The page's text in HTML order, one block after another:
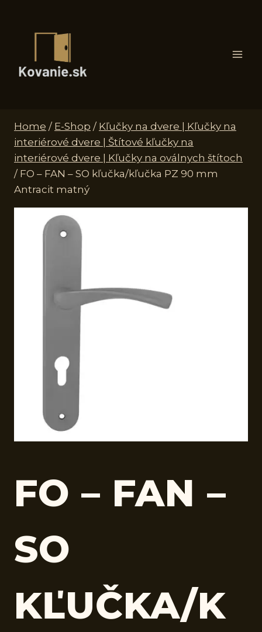
Home / E-Shop / Kľučky na dvere | Kľučky na
interiérové dvere | Štítové kľučky na
interiérové dvere | Kľučky na oválnych štítoch
/ FO – FAN – SO kľučka/kľučka PZ 90 mm
Antracit matný
FO – FAN –
SO
KĽUČKA/K